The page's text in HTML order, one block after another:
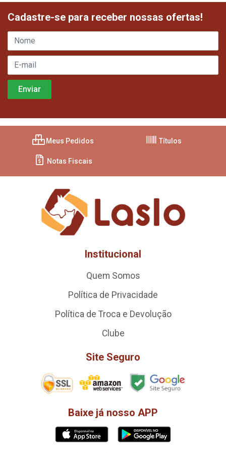
Cadastre-se para receber nossas ofertas!
Meus Pedidos Títulos
Notas Fiscais
Institucional
Quem Somos
Política de Privacidade
Política de Troca e Devolução
Clube
Site Seguro
Baixe já nosso APP